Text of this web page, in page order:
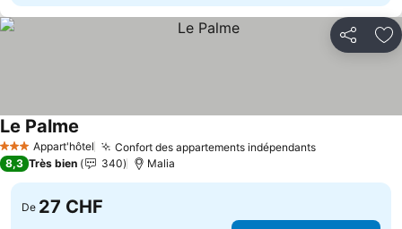
Partager
3 ÉtoilesAppart'hôtel Confort des appartements indépendantsConsulter
Le Palme
8,3 Très bien 340 Malia
De 27 CHF